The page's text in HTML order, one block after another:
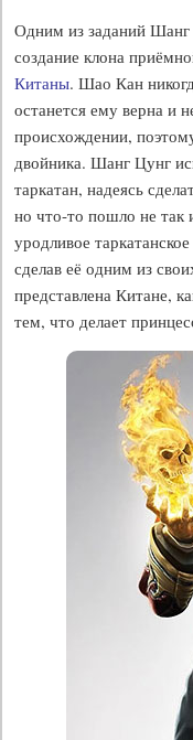
Одним из заданий
создание клона
Китаны. Шао Кан
останется ему верна и
происхождении,
двойника. Шанг Цунг
таркатан, надеясь
но что-то пошло не так
уродливое
сделав её одним из
представлена Китане,
тем, что делает